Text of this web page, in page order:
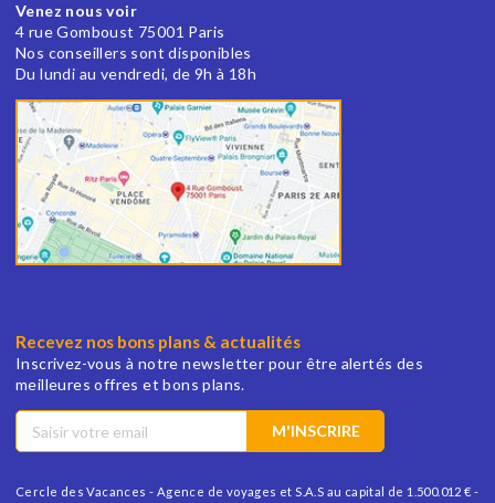
Venez nous voir
4 rue Gomboust 75001 Paris
Nos conseillers sont disponibles
Du lundi au vendredi, de 9h à 18h
Recevez nos bons plans & actualités
Inscrivez-vous à notre newsletter pour être alertés des
meilleures offres et bons plans.
M'INSCRIRE
Cercle des Vacances - Agence de voyages et S.A.S au capital de 1.500.012 € -